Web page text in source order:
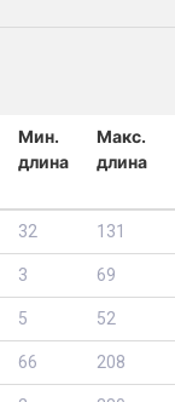
Мин.
длина
Макс.
длина
32 131
3 69
5 52
66 208